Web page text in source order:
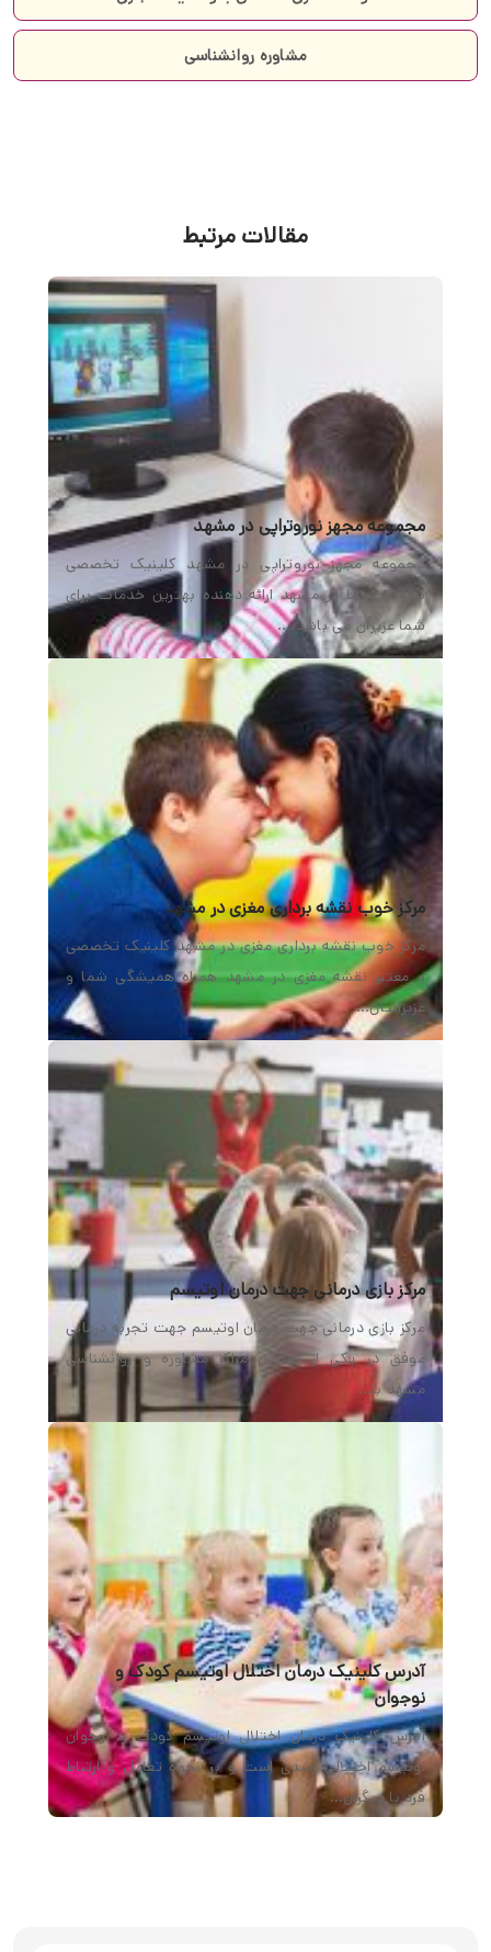
مشاوره روانشناسی
مقالات مرتبط
مجموعه مجهز نوروتراپی در مشهد
مجموعه مجهز نوروتراپی در مشهد کلینیک تخصصی
نوروتراپی ما در مشهد ارائه دهنده بهترین خدمات برای
شما عزیزان می باشد.…
مرکز خوب نقشه برداری مغزی در مشهد
مرکز خوب نقشه برداری مغزی در مشهد کلینیک تخصصی
و معتبر نقشه مغزی در مشهد همراه همیشگی شما و
عزیزانتان…
مرکز بازی درمانی جهت درمان اوتیسم
مرکز بازی درمانی جهت درمان اوتیسم جهت تجربه درمانی
موفق در یکی از بهترین مراکز مشاوره و روانشناسی
مشهد با…
آدرس کلینیک درمان اختلال اوتیسم کودک و
نوجوان
آدرس کلینیک درمان اختلال اوتیسم کودک و نوجوان
اوتیسم اختلالی رشدی است و بر نحوه تعامل و ارتباط
فرد با دیگران…